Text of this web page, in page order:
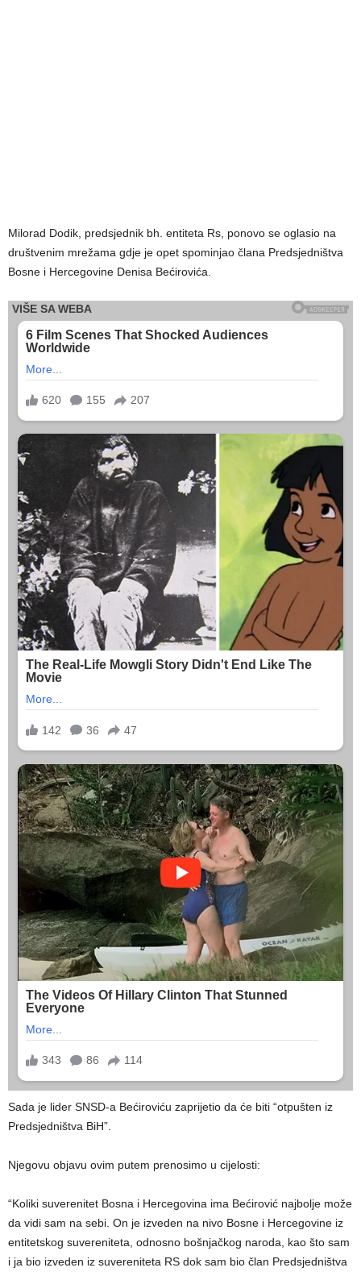
Milorad Dodik, predsjednik bh. entiteta Rs, ponovo se oglasio na
društvenim mrežama gdje je opet spominjao člana Predsjedništva
Bosne i Hercegovine Denisa Bećirovića.
Sada je lider SNSD-a Bećiroviću zaprijetio da će biti “otpušten iz
Predsjedništva BiH”.
Njegovu objavu ovim putem prenosimo u cijelosti:
“Koliki suverenitet Bosna i Hercegovina ima Bećirović najbolje može
da vidi sam na sebi. On je izveden na nivo Bosne i Hercegovine iz
entitetskog suvereniteta, odnosno bošnjačkog naroda, kao što sam
i ja bio izveden iz suvereniteta RS dok sam bio član Predsjedništva